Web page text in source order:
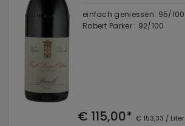
einfach geniessen: 95/100
Robert Parker : 92/100
€ 115,00* € 153,33 / Liter